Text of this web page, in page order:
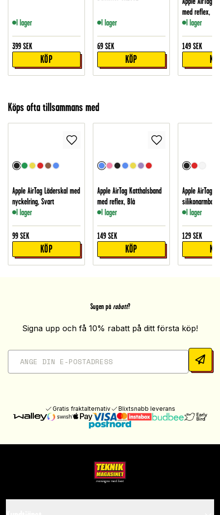
I lager
399 SEK
KÖP
I lager
69 SEK
KÖP
med reflex,
I lager
149 SEK
Köps ofta tillsammans med
Apple AirTag Läderskal med
nyckelring, Svart
I lager
99 SEK
KÖP
Apple AirTag Katthalsband
med reflex, Blå
I lager
149 SEK
KÖP
Apple AirTag
I lager
129 SEK
Sugen på rabatt?
Signa upp och få 10% rabatt på ditt första köp!
Gratis fraktalternativ Blixtsnabb leverans